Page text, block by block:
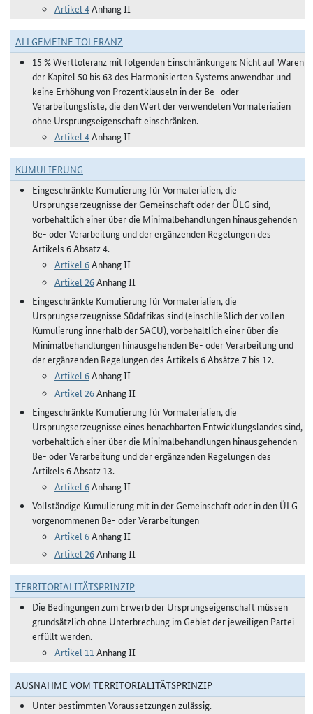
Artikel 4Anhang II
ALLGEMEINE TOLERANZ
15 % Werttoleranz mit folgenden Einschränkungen: Nicht auf Waren
der Kapitel 50 bis 63 des Harmonisierten Systems anwendbar und
keine Erhöhung von Prozentklauseln in der Be- oder
Verarbeitungsliste, die den Wert der verwendeten Vormaterialien
ohne Ursprungseigenschaft einschränken.
Artikel 4Anhang II
KUMULIERUNG
Eingeschränkte Kumulierung für Vormaterialien, die
Ursprungserzeugnisse der Gemeinschaft oder der ÜLG sind,
vorbehaltlich einer über die Minimalbehandlungen hinausgehenden
Be- oder Verarbeitung und der ergänzenden Regelungen des
Artikels 6 Absatz 4.
Artikel 6Anhang II
Artikel 26Anhang II
Eingeschränkte Kumulierung für Vormaterialien, die
Ursprungserzeugnisse Südafrikas sind (einschließlich der vollen
Kumulierung innerhalb der SACU), vorbehaltlich einer über die
Minimalbehandlungen hinausgehenden Be- oder Verarbeitung und
der ergänzenden Regelungen des Artikels 6 Absätze 7 bis 12.
Artikel 6Anhang II
Artikel 26Anhang II
Eingeschränkte Kumulierung für Vormaterialien, die
Ursprungserzeugnisse eines benachbarten Entwicklungslandes sind,
vorbehaltlich einer über die Minimalbehandlungen hinausgehenden
Be- oder Verarbeitung und der ergänzenden Regelungen des
Artikels 6 Absatz 13.
Artikel 6Anhang II
Vollständige Kumulierung mit in der Gemeinschaft oder in den ÜLG
vorgenommenen Be- oder Verarbeitungen
Artikel 6Anhang II
Artikel 26Anhang II
TERRITORIALITÄTSPRINZIP
Die Bedingungen zum Erwerb der Ursprungseigenschaft müssen
grundsätzlich ohne Unterbrechung im Gebiet der jeweiligen Partei
erfüllt werden.
Artikel 11Anhang II
AUSNAHME VOM TERRITORIALITÄTSPRINZIP
Unter bestimmten Voraussetzungen zulässig.